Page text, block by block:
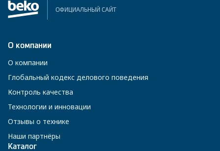
ОФИЦИАЛЬНЫЙ САЙТ
О компании
О компании
Глобальный кодекс делового поведения
Контроль качества
Технологии и инновации
Отзывы о технике
Наши партнёры
Каталог